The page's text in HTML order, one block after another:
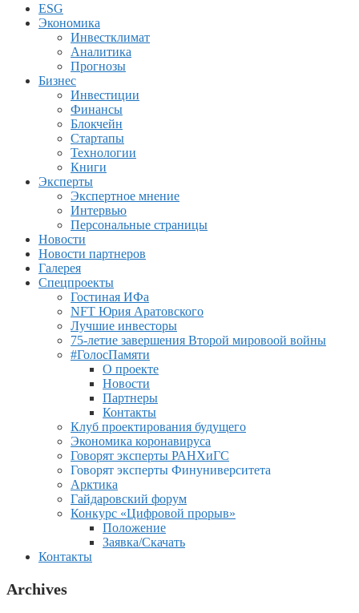
ESG
Экономика
Инвестклимат
Аналитика
Прогнозы
Бизнес
Инвестиции
Финансы
Блокчейн
Стартапы
Технологии
Книги
Эксперты
Экспертное мнение
Интервью
Персональные страницы
Новости
Новости партнеров
Галерея
Спецпроекты
Гостиная ИФа
NFT Юрия Аратовского
Лучшие инвесторы
75-летие завершения Второй мировоой войны
#ГолосПамяти
О проекте
Новости
Партнеры
Контакты
Клуб проектирования будущего
Экономика коронавируса
Говорят эксперты РАНХиГС
Говорят эксперты Финуниверситета
Арктика
Гайдаровский форум
Конкурс «Цифровой прорыв»
Положение
Заявка/Скачать
Контакты
Archives